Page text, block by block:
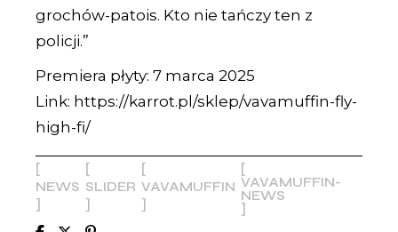
grochów-patois. Kto nie tańczy ten z
policji.”
Premiera płyty: 7 marca 2025
Link: https://karrot.pl/sklep/vavamuffin-fly-
high-fi/
NEWS SLIDER VAVAMUFFIN VAVAMUFFIN-
NEWS